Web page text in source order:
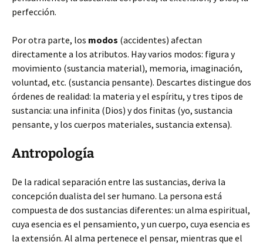
perfección.
Por otra parte, los modos (accidentes) afectan
directamente a los atributos. Hay varios modos: figura y
movimiento (sustancia material), memoria, imaginación,
voluntad, etc. (sustancia pensante). Descartes distingue dos
órdenes de realidad: la materia y el espíritu, y tres tipos de
sustancia: una infinita (Dios) y dos finitas (yo, sustancia
pensante, y los cuerpos materiales, sustancia extensa).
Antropología
De la radical separación entre las sustancias, deriva la
concepción dualista del ser humano. La persona está
compuesta de dos sustancias diferentes: un alma espiritual,
cuya esencia es el pensamiento, y un cuerpo, cuya esencia es
la extensión. Al alma pertenece el pensar, mientras que el